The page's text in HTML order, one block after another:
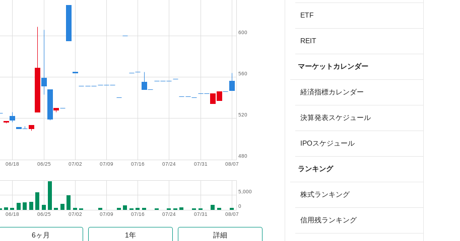
08/07
07/31
07/24
07/16
07/09
07/02
06/25
06/18
480
520
560
600
08/07
07/31
07/24
07/16
07/09
07/02
06/25
06/18
0
5,000
6ヶ月 1年 詳細
ETF
REIT
マーケットカレンダー
経済指標カレンダー
決算発表スケジュール
IPOスケジュール
ランキング
株式ランキング
信用残ランキング